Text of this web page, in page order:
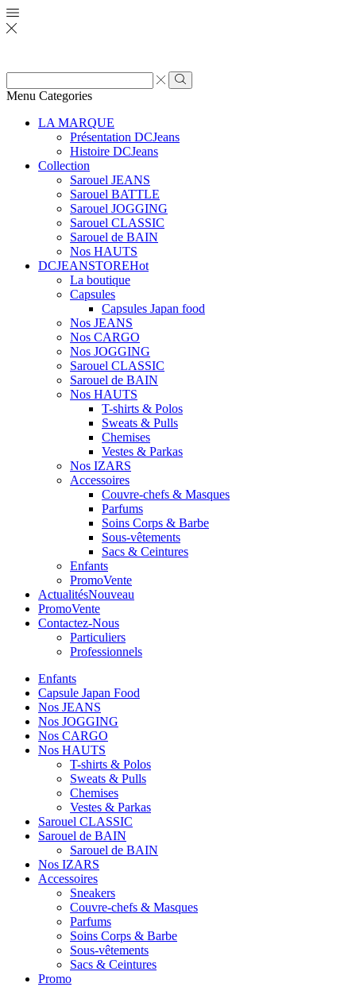
Zone
de
Rechercher
Menu Categories
LA MARQUE
Présentation DCJeans
Histoire DCJeans
Collection
Sarouel JEANS
Sarouel BATTLE
Sarouel JOGGING
Sarouel CLASSIC
Sarouel de BAIN
Nos HAUTS
DCJEANSTOREHot
La boutique
Capsules
Capsules Japan food
Nos JEANS
Nos CARGO
Nos JOGGING
Sarouel CLASSIC
Sarouel de BAIN
Nos HAUTS
T-shirts & Polos
Sweats & Pulls
Chemises
Vestes & Parkas
Nos IZARS
Accessoires
Couvre-chefs & Masques
Parfums
Soins Corps & Barbe
Sous-vêtements
Sacs & Ceintures
Enfants
PromoVente
ActualitésNouveau
PromoVente
Contactez-Nous
Particuliers
Professionnels
Enfants
Capsule Japan Food
Nos JEANS
Nos JOGGING
Nos CARGO
Nos HAUTS
T-shirts & Polos
Sweats & Pulls
Chemises
Vestes & Parkas
Sarouel CLASSIC
Sarouel de BAIN
Sarouel de BAIN
Nos IZARS
Accessoires
Sneakers
Couvre-chefs & Masques
Parfums
Soins Corps & Barbe
Sous-vêtements
Sacs & Ceintures
Promo